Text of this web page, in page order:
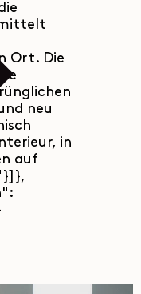
Ort. Die
neu
in
auf